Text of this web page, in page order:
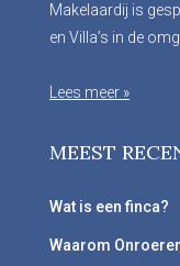
Makelaardij is
en Villa’s in de
Lees meer »
MEEST
Wat is een finca?
Waarom